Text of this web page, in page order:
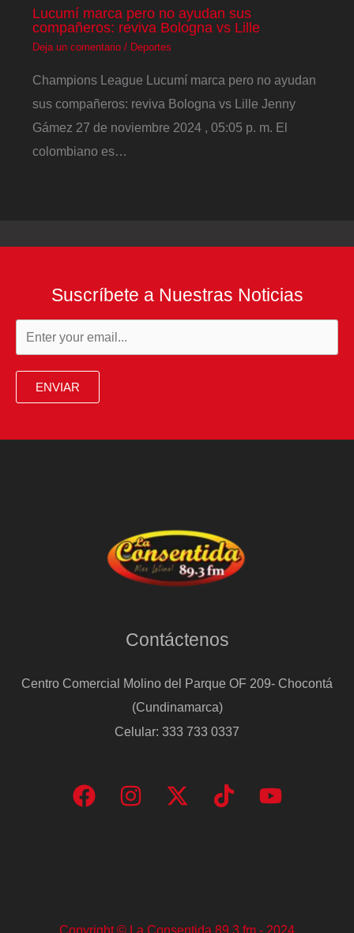
Lucumí marca pero no ayudan sus
compañeros: reviva Bologna vs Lille
Deja un comentario / Deportes
Champions League Lucumí marca pero no ayudan
sus compañeros: reviva Bologna vs Lille Jenny
Gámez 27 de noviembre 2024 , 05:05 p. m. El
colombiano es…
Suscríbete a Nuestras Noticias
ENVIAR
Contáctenos
Centro Comercial Molino del Parque OF 209- Chocontá
(Cundinamarca)
Celular: 333 733 0337